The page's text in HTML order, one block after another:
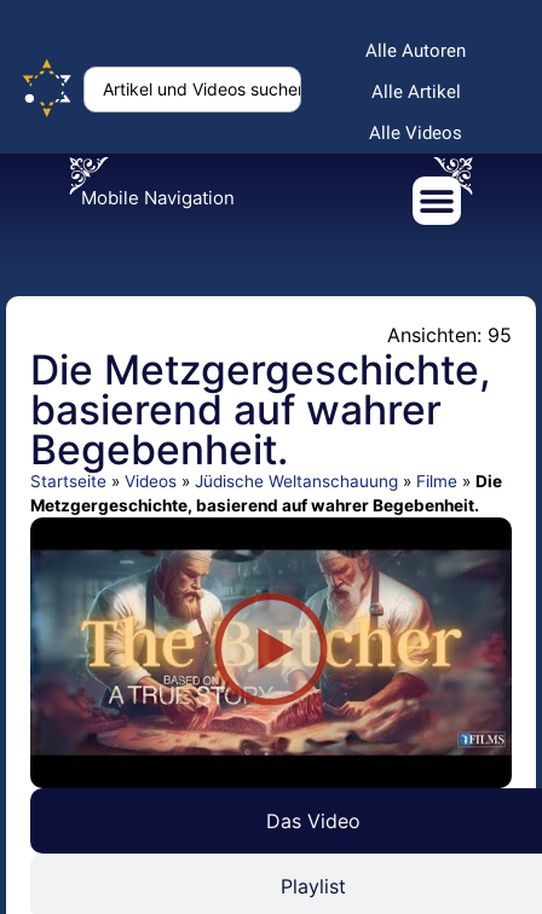
Alle Autoren
Alle Artikel
Alle Videos
Mobile Navigation
Ansichten: 95
Die Metzgergeschichte,
basierend auf wahrer
Begebenheit.
Startseite » Videos » Jüdische Weltanschauung » Filme » Die
Metzgergeschichte, basierend auf wahrer Begebenheit.
Das Video
Playlist